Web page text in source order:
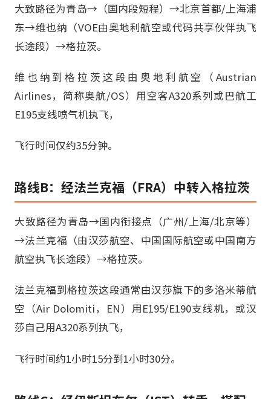
大致路径为青岛→（国内段短程）→北京首都/上海浦
东→维也纳（VOE由奥地利航空或代码共享伙伴执飞
长途段）→格拉茨。
维也纳到格拉茨这段由奥地利航空（Austrian
Airlines，简称奥航/OS）用空客A320系列或巴航工
E195支线喷气机执飞，
飞行时间仅约35分钟。
路线B：经法兰克福（FRA）中转入格拉茨
大致路径为青岛→国内衔接点（广州/上海/北京等）
→法兰克福（由汉莎航空、中国国际航空或中国南方
航空执飞长途段）→格拉茨。
法兰克福到格拉茨这段通常由汉莎旗下的多洛米蒂航
空（Air Dolomiti，EN）用E195/E190支线机，或汉
莎自己用A320系列执飞，
飞行时间约1小时15分到1小时30分。